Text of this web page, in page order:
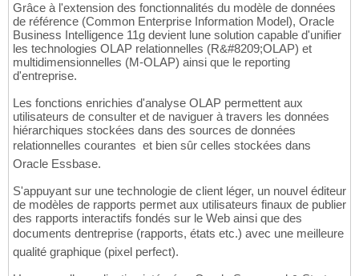
Grâce à l'extension des fonctionnalités du modèle de données
de référence (Common Enterprise Information Model), Oracle
Business Intelligence 11g devient lune solution capable d'unifier
les technologies OLAP relationnelles (R&#8209;OLAP) et
multidimensionnelles (M-OLAP) ainsi que le reporting
d'entreprise.
Les fonctions enrichies d'analyse OLAP permettent aux
utilisateurs de consulter et de naviguer à travers les données
hiérarchiques stockées dans des sources de données
relationnelles courantes  et bien sûr celles stockées dans
Oracle Essbase.
S'appuyant sur une technologie de client léger, un nouvel éditeur
de modèles de rapports permet aux utilisateurs finaux de publier
des rapports interactifs fondés sur le Web ainsi que des
documents dentreprise (rapports, états etc.) avec une meilleure
qualité graphique (pixel perfect).